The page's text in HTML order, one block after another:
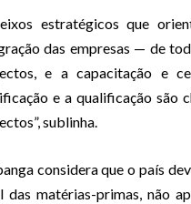
estratégicos que
das empresas — de
e a capacitação e
e a qualificação são
sublinha.
considera que o país
das matérias-primas, não